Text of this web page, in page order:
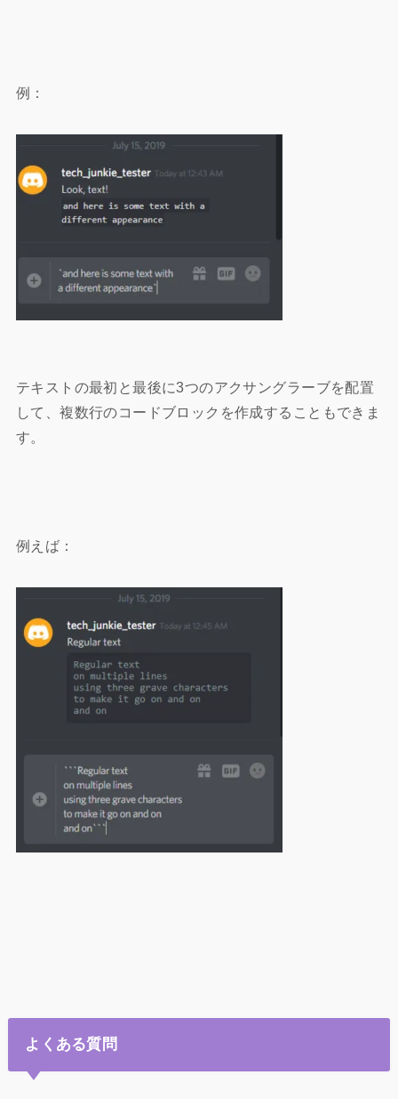
例：
テキストの最初と最後に3つのアクサングラーブを配置
して、複数行のコードブロックを作成することもできま
す。
例えば：
よくある質問